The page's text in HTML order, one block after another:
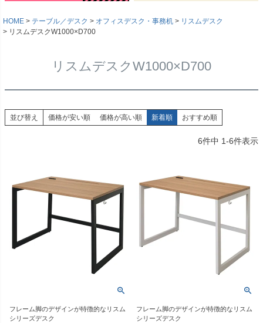
HOME テーブル／デスク オフィスデスク・事務机
リスムデスク
リスムデスクW1000×D700
リスムデスクW1000×D700
並び替え 価格が安い順 価格が高い順 新着順 おすすめ順
6件中 1-6件表示
フレーム脚のデザインが特徴的なリスム
シリーズデスク
フレーム脚のデザインが特徴的なリスム
シリーズデスク